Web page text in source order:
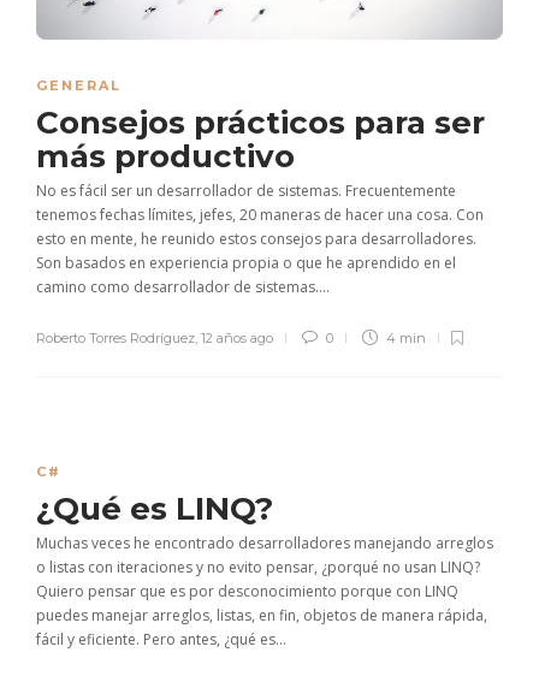
GENERAL
Consejos prácticos para ser
más productivo
No es fácil ser un desarrollador de sistemas. Frecuentemente
tenemos fechas límites, jefes, 20 maneras de hacer una cosa. Con
esto en mente, he reunido estos consejos para desarrolladores.
Son basados en experiencia propia o que he aprendido en el
camino como desarrollador de sistemas....
Roberto Torres Rodríguez, 12 años ago 0 4 min
C#
¿Qué es LINQ?
Muchas veces he encontrado desarrolladores manejando arreglos
o listas con iteraciones y no evito pensar, ¿porqué no usan LINQ?
Quiero pensar que es por desconocimiento porque con LINQ
puedes manejar arreglos, listas, en fin, objetos de manera rápida,
fácil y eficiente. Pero antes, ¿qué es...